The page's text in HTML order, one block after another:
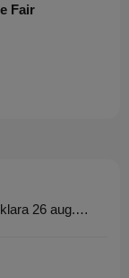
Fair
26 aug.…